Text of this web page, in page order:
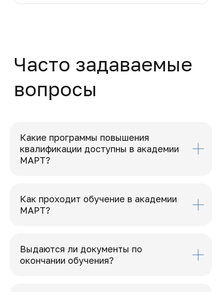
Какие программы повышения
квалификации доступны в академии
МАРТ?
Как проходит обучение в академии
МАРТ?
Выдаются ли документы по
окончании обучения?